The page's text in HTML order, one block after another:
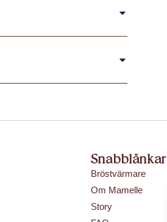
Snabblänkar
Bröstvärmare
Om Mamelle
Story